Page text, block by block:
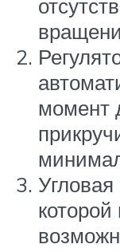
момент
которой